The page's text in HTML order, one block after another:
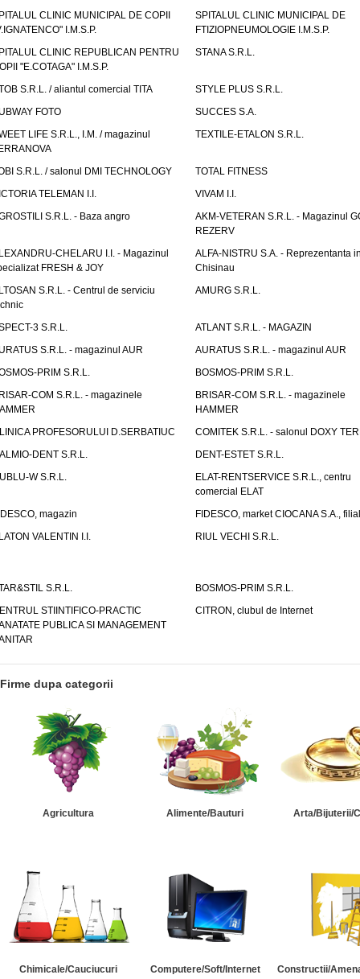
CLINIC MUNICIPAL DE COPII
I.M.S.P.
SPITALUL CLINIC MUNICIPAL DE
FTIZIOPNEUMOLOGIE I.M.S.P.
CLINIC REPUBLICAN PENTRU
"E.COTAGA" I.M.S.P.
STANA S.R.L.
S.R.L. / aliantul comercial TITA
STYLE PLUS S.R.L.
FOTO
SUCCES S.A.
LIFE S.R.L., I.M. / magazinul
TEXTILE-ETALON S.R.L.
S.R.L. / salonul DMI TECHNOLOGY
TOTAL FITNESS
TELEMAN I.I.
VIVAM I.I.
S.R.L. - Baza angro
AKM-VETERAN S.R.L. - Magazinul
REZERV
CHELARU I.I. - Magazinul
FRESH & JOY
ALFA-NISTRU S.A. - Reprezentanta
Chisinau
S.R.L. - Centrul de serviciu
AMURG S.R.L.
3 S.R.L.
ATLANT S.R.L. - MAGAZIN
S.R.L. - magazinul AUR
AURATUS S.R.L. - magazinul AUR
PRIM S.R.L.
BOSMOS-PRIM S.R.L.
COM S.R.L. - magazinele
BRISAR-COM S.R.L. - magazinele
HAMMER
PROFESORULUI D.SERBATIUC
COMITEK S.R.L. - salonul DOXY
DENT S.R.L.
DENT-ESTET S.R.L.
W S.R.L.
ELAT-RENTSERVICE S.R.L., centru
comercial ELAT
magazin
FIDESCO, market CIOCANA S.A.,
VALENTIN I.I.
RIUL VECHI S.R.L.
S.R.L.
BOSMOS-PRIM S.R.L.
STIINTIFICO-PRACTIC
PUBLICA SI MANAGEMENT
CITRON, clubul de Internet
Firme dupa categorii
Agricultura Alimente/Bauturi Arta/Bijuterii/
Chimicale/Cauciucuri Computere/Soft/Internet Constructii/